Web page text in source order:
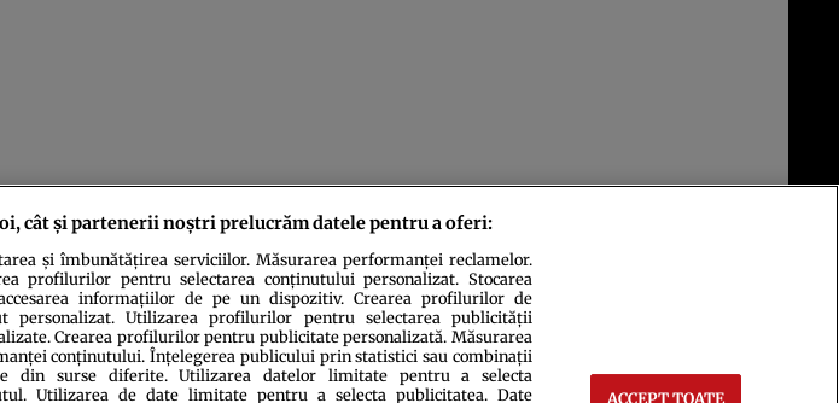
şi condiţii Echipa redacțională ContactSetări Cookies
cât și partenerii noștri prelucrăm datele pentru a oferi:
și îmbunătățirea serviciilor. Măsurarea performanței reclamelor.
profilurilor pentru selectarea conținutului personalizat. Stocarea
informațiilor de pe un dispozitiv. Crearea profilurilor de
personalizat. Utilizarea profilurilor pentru selectarea publicității
Crearea profilurilor pentru publicitate personalizată. Măsurarea
conținutului. Înțelegerea publicului prin statistici sau combinații
din surse diferite. Utilizarea datelor limitate pentru a selecta
Utilizarea de date limitate pentru a selecta publicitatea. Date
ACCEPT TOATE